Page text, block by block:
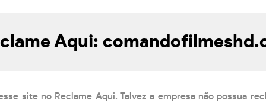
Aqui:
site no Reclame Aqui. Talvez a empresa não possua